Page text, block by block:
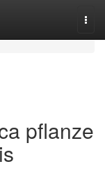
pflanze